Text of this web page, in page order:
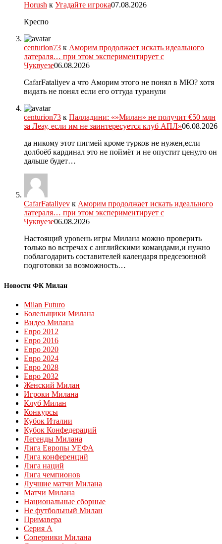
Horush к Угадайте игрока07.08.2026
Креспо
centurion73 к Аморим продолжает искать идеального
латераля… при этом экспериментирует с
Чуквуезе06.08.2026
CafarFataliyev а что Аморим этого не понял в МЮ? хотя
видать не понял если его оттуда туранули
centurion73 к Палладини: «»Милан» не получит €50 млн
за Леау, если им не заинтересуется клуб АПЛ»06.08.2026
да никому этот пигмей кроме турков не нужен,если
долбоёб кардинал это не поймёт и не опустит цену,то он
дальше будет…
CafarFataliyev к Аморим продолжает искать идеального
латераля… при этом экспериментирует с
Чуквуезе06.08.2026
Настоящий уровень игры Милана можно проверить
только во встречах с английскими командами,и нужно
поблагодарить составителей календаря предсезонной
подготовки за возможность…
Новости ФК Милан
Milan Futuro
Болельщики Милана
Видео Милана
Евро 2012
Евро 2016
Евро 2020
Евро 2024
Евро 2028
Евро 2032
Женский Милан
Игроки Милана
Клуб Милан
Конкурсы
Кубок Италии
Кубок Конфедераций
Легенды Милана
Лига Европы УЕФА
Лига конференций
Лига наций
Лига чемпионов
Лучшие матчи Милана
Матчи Милана
Национальные сборные
Не футбольный Милан
Примавера
Серия А
Соперники Милана